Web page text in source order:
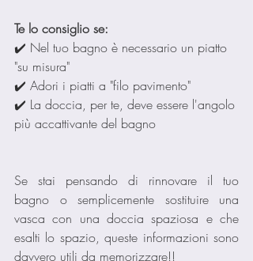
Te lo consiglio se:
✔️ Nel tuo bagno è necessario un piatto
"su misura"
✔️ Adori i piatti a "filo pavimento"
✔️ La doccia, per te, deve essere l'angolo
più accattivante del bagno
Se stai pensando di rinnovare il tuo
bagno o semplicemente sostituire una
vasca con una doccia spaziosa e che
esalti lo spazio, queste informazioni sono
davvero utili da memorizzare!!